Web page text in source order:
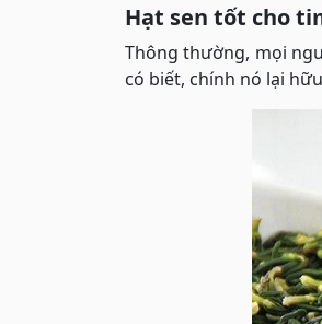
Hạt sen tốt cho
Thông thường, mọi
có biết, chính nó lại